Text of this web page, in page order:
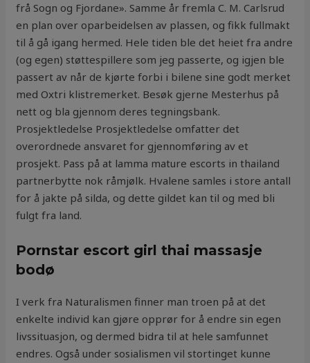
frå Sogn og Fjordane». Samme år fremla C. M. Carlsrud
en plan over oparbeidelsen av plassen, og fikk fullmakt
til å gå igang hermed. Hele tiden ble det heiet fra andre
(og egen) støttespillere som jeg passerte, og igjen ble
passert av når de kjørte forbi i bilene sine godt merket
med Oxtri klistremerket. Besøk gjerne Mesterhus på
nett og bla gjennom deres tegningsbank.
Prosjektledelse Prosjektledelse omfatter det
overordnede ansvaret for gjennomføring av et
prosjekt. Pass på at lamma mature escorts in thailand
partnerbytte nok råmjølk. Hvalene samles i store antall
for å jakte på silda, og dette gildet kan til og med bli
fulgt fra land.
Pornstar escort girl thai massasje
bodø
I verk fra Naturalismen finner man troen på at det
enkelte individ kan gjøre opprør for å endre sin egen
livssituasjon, og dermed bidra til at hele samfunnet
endres. Også under sosialismen vil stortinget kunne